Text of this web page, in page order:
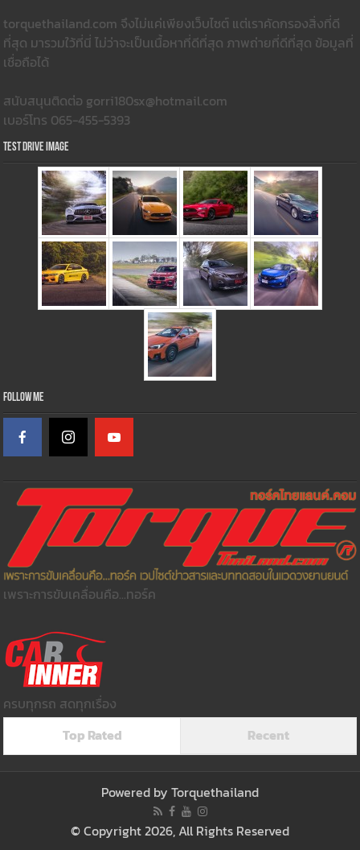
torquethailand.com จึงไม่แค่เพียงเว็บไซต์ แต่เราคัดกรองสิ่งที่ดี
ที่สุด มารวมใว้ที่นี่ ไม่ว่าจะเป็นเนื้อหาที่ดีที่สุด ภาพถ่ายที่ดีที่สุด ข้อมูลที่
เชื่อถือได้
สนับสนุนติดต่อ gorri180sx@hotmail.com
เบอร์โทร 065-455-5393
Test Drive Image
Follow Me
เพราะการขับเคลื่อนคือ...ทอร์ค
ครบทุกรถ สดทุกเรื่อง
Top Rated
Recent
Powered by Torquethailand
© Copyright 2026, All Rights Reserved